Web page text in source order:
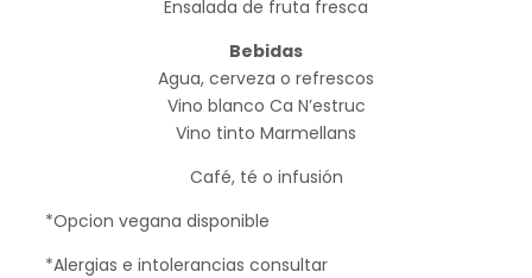
Ensalada de fruta fresca
Bebidas
Agua, cerveza o refrescos
Vino blanco Ca N’estruc
Vino tinto Marmellans
Café, té o infusión
*Opcion vegana disponible
*Alergias e intolerancias consultar